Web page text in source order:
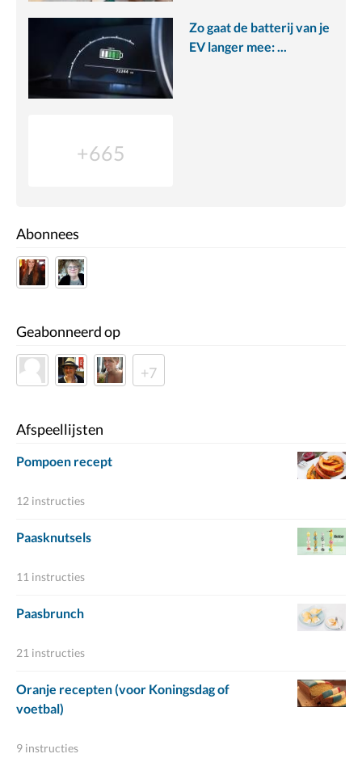
Zo gaat de batterij van je
EV langer mee: ...
+665
Abonnees
Geabonneerd op
+7
Afspeellijsten
Pompoen recept
12 instructies
Paasknutsels
11 instructies
Paasbrunch
21 instructies
Oranje recepten (voor Koningsdag of
voetbal)
9 instructies